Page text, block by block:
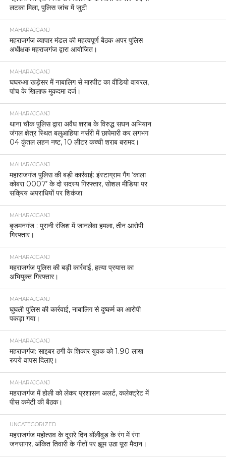
लटका मिला, पुलिस जांच में जुटी
MAHARAJGANJ
महराजगंज व्यापार मंडल की महत्वपूर्ण बैठक अपर पुलिस
अधीक्षक महराजगंज द्वारा आयोजित।
MAHARAJGANJ
घघरुआ खड़ेसर में नाबालिग से मारपीट का वीडियो वायरल,
पांच के खिलाफ मुकदमा दर्ज।
MAHARAJGANJ
थाना चौक पुलिस द्वारा अवैध शराब के विरुद्ध सघन अभियान
जंगल क्षेत्र स्थित बलुआहिया नर्सरी में छापेमारी कर लगभग
04 कुंतल लहन नष्ट, 10 लीटर कच्ची शराब बरामद।
MAHARAJGANJ
महाराजगंज पुलिस की बड़ी कार्रवाई: इंस्टाग्राम गैंग ‘काला
कोबरा 0007’ के दो सदस्य गिरफ्तार, सोशल मीडिया पर
सक्रिय अपराधियों पर शिकंजा
MAHARAJGANJ
बृजमनगंज : पुरानी रंजिश में जानलेवा हमला, तीन आरोपी
गिरफ्तार।
MAHARAJGANJ
महराजगंज पुलिस की बड़ी कार्रवाई, हत्या प्रयास का
अभियुक्त गिरफ्तार।
MAHARAJGANJ
घुघली पुलिस की कार्रवाई, नाबालिग से दुष्कर्म का आरोपी
पकड़ा गया।
MAHARAJGANJ
महराजगंज: साइबर ठगी के शिकार युवक को 1.90 लाख
रुपये वापस दिलाए।
MAHARAJGANJ
महराजगंज में होली को लेकर प्रशासन अलर्ट, कलेक्ट्रेट में
पीस कमेटी की बैठक।
UNCATEGORIZED
महराजगंज महोत्सव के दूसरे दिन बॉलीवुड के रंग में रंगा
जनसागर, अंकित तिवारी के गीतों पर झूम उठा पूरा मैदान।